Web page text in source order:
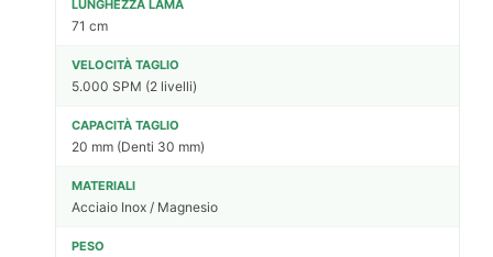
LUNGHEZZA LAMA
71 cm
VELOCITÀ TAGLIO
5.000 SPM (2 livelli)
CAPACITÀ TAGLIO
20 mm (Denti 30 mm)
MATERIALI
Acciaio Inox / Magnesio
PESO